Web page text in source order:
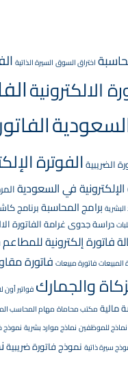
اختراق السوق السيرة الذاتية
الالكترونية
الضريبيةالفوترة
في السعودية
البشرية برامج المحاسبةبرنامج
دراسة جدوىغرامة الفاتورة
فاتورة إلكترونية للمطاعم
المبيعاتفاتورة مبيعاتفاتورة
والجمارك فواتير أون
مالية مكتب محاماةمهام المحاسب
نماذج للموظفين نماذج موارد بشرية
سيرة ذاتية نموذج فاتورة ضريبية